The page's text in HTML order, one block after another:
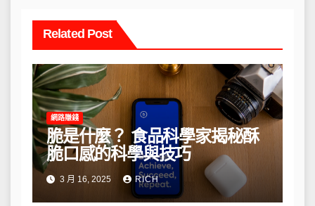
Related Post
網路賺錢
脆是什麼？ 食品科學家揭秘酥
脆口感的科學與技巧
3 月 16, 2025 RICH